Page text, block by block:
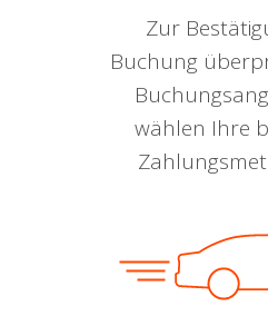
Zur
Buchung
wählen Ihre